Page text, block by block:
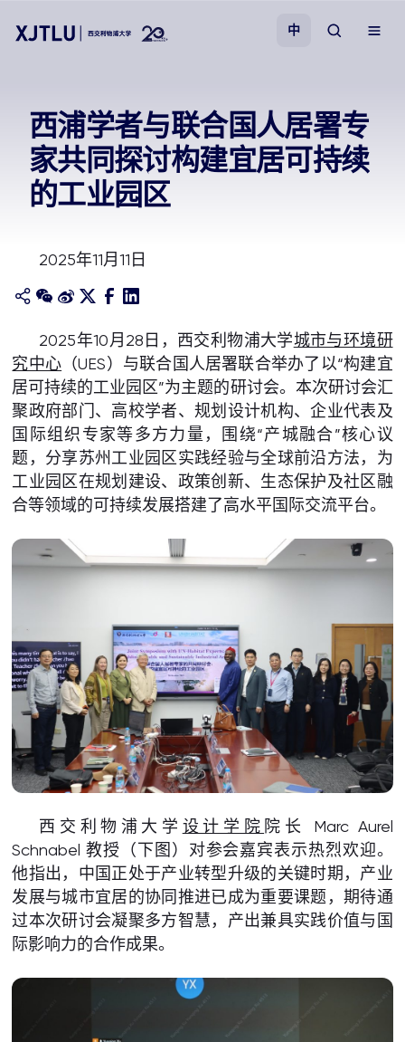
招生
科研
学院
关于我们
中
西浦学者与联合国人居署专
家共同探讨构建宜居可持续
的工业园区
2025年11月11日
2025年10月28日，西交利物浦大学城市与环境研
究中心 （UES）与联合国人居署联合举办了以“构建宜
居可持续的工业园区”为主题的研讨会。本次研讨会汇
聚政府部门、高校学者、规划设计机构、企业代表及
国际组织专家等多方力量，围绕“产城融合”核心议
题，分享苏州工业园区实践经验与全球前沿方法，为
工业园区在规划建设、政策创新、生态保护及社区融
合等领域的可持续发展搭建了高水平国际交流平台。
西交利物浦大学 设计学院 院长 Marc Aurel
Schnabel 教授（下图）对参会嘉宾表示热烈欢迎。
他指出，中国正处于产业转型升级的关键时期，产业
发展与城市宜居的协同推进已成为重要课题，期待通
过本次研讨会凝聚多方智慧，产出兼具实践价值与国
际影响力的合作成果。